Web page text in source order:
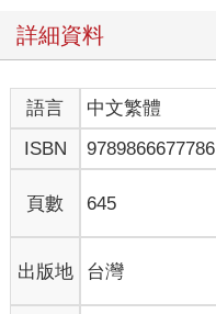
詳細資料
語言 中文繁體
ISBN
9789866677786
頁數 645
出版地 台灣